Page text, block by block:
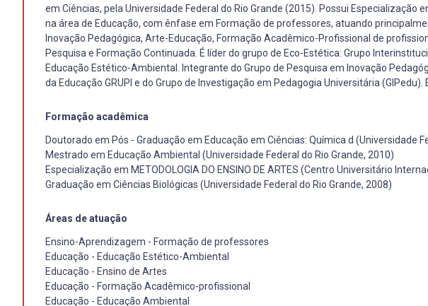
em Ciências, pela Universidade Federal do Rio Grande (2015). Possui
na área de Educação, com ênfase em Formação de professores, atuando
Inovação Pedagógica, Arte-Educação, Formação Acadêmico-Profissional de
Pesquisa e Formação Continuada. É líder do grupo de Eco-Estética: Grupo
Educação Estético-Ambiental. Integrante do Grupo de Pesquisa em Inovação
da Educação GRUPI e do Grupo de Investigação em Pedagogia Universitária
Formação acadêmica
Doutorado em Pós - Graduação em Educação em Ciências: Química d (Universidade
Mestrado em Educação Ambiental (Universidade Federal do Rio Grande, 2010)
Especialização em METODOLOGIA DO ENSINO DE ARTES (Centro Universitário
Graduação em Ciências Biológicas (Universidade Federal do Rio Grande, 2008)
Áreas de atuação
Ensino-Aprendizagem - Formação de professores
Educação - Educação Estético-Ambiental
Educação - Ensino de Artes
Educação - Formação Acadêmico-profissional
Educação - Educação Ambiental